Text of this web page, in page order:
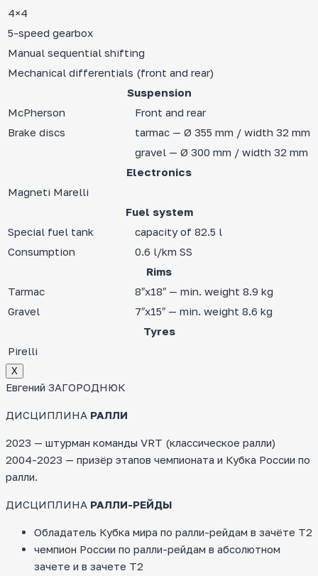
4×4
5-speed gearbox
Manual sequential shifting
Mechanical differentials (front and rear)
Suspension
McPherson
Front and rear
Brake discs
tarmac — Ø 355 mm / width 32 mm
gravel — Ø 300 mm / width 32 mm
Electronics
Magneti Marelli
Fuel system
Special fuel tank
capacity of 82.5 l
Consumption
0.6 l/km SS
Rims
Tarmac
8″x18″ — min. weight 8.9 kg
Gravel
7″x15″ — min. weight 8.6 kg
Tyres
Pirelli
Х
Евгений ЗАГОРОДНЮК
ДИСЦИПЛИНА РАЛЛИ
2023 — штурман команды VRT (классическое ралли)
2004-2023 — призёр этапов чемпионата и Кубка России по
ралли.
ДИСЦИПЛИНА РАЛЛИ-РЕЙДЫ
Обладатель Кубка мира по ралли-рейдам в зачёте Т2
чемпион России по ралли-рейдам в абсолютном
зачете и в зачете Т2